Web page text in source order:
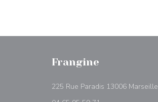
Frangine
225 Rue Paradis 13006 Marseille